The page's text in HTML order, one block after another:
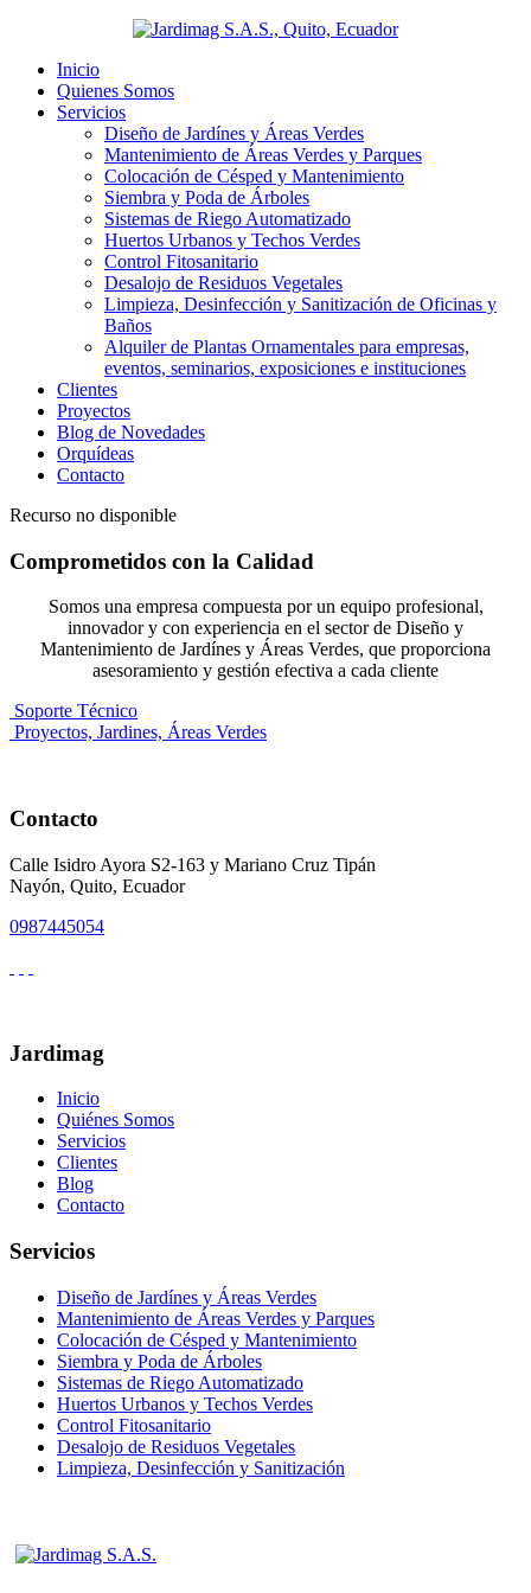
Inicio
Quienes Somos
Servicios
Diseño de Jardínes y Áreas Verdes
Mantenimiento de Áreas Verdes y Parques
Colocación de Césped y Mantenimiento
Siembra y Poda de Árboles
Sistemas de Riego Automatizado
Huertos Urbanos y Techos Verdes
Control Fitosanitario
Desalojo de Residuos Vegetales
Limpieza, Desinfección y Sanitización de Oficinas y
Baños
Alquiler de Plantas Ornamentales para empresas,
eventos, seminarios, exposiciones e instituciones
Clientes
Proyectos
Blog de Novedades
Orquídeas
Contacto
Recurso no disponible
Comprometidos con la Calidad
Somos una empresa compuesta por un equipo profesional,
innovador y con experiencia en el sector de Diseño y
Mantenimiento de Jardínes y Áreas Verdes, que proporciona
asesoramiento y gestión efectiva a cada cliente
Soporte Técnico
Proyectos, Jardines, Áreas Verdes
Contacto
Calle Isidro Ayora S2-163 y Mariano Cruz Tipán
Nayón, Quito, Ecuador
0987445054
Jardimag
Inicio
Quiénes Somos
Servicios
Clientes
Blog
Contacto
Servicios
Diseño de Jardínes y Áreas Verdes
Mantenimiento de Áreas Verdes y Parques
Colocación de Césped y Mantenimiento
Siembra y Poda de Árboles
Sistemas de Riego Automatizado
Huertos Urbanos y Techos Verdes
Control Fitosanitario
Desalojo de Residuos Vegetales
Limpieza, Desinfección y Sanitización